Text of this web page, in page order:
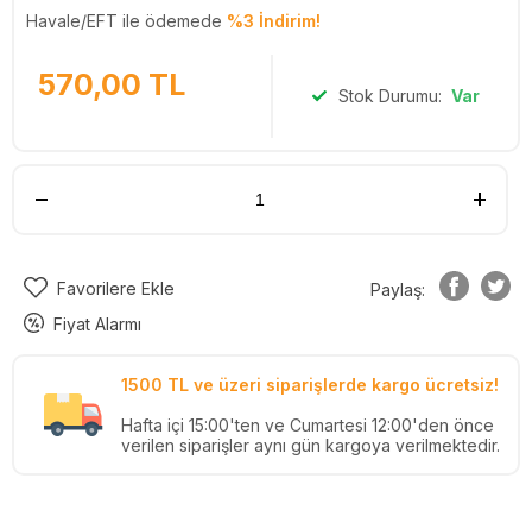
Havale/EFT ile ödemede %3 İndirim!
570,00 TL Stok Durumu: Var
Favorilere Ekle
Fiyat Alarmı
Paylaş:
1500 TL ve üzeri siparişlerde kargo ücretsiz!
Hafta içi 15:00'ten ve Cumartesi 12:00'den önce
verilen siparişler aynı gün kargoya verilmektedir.